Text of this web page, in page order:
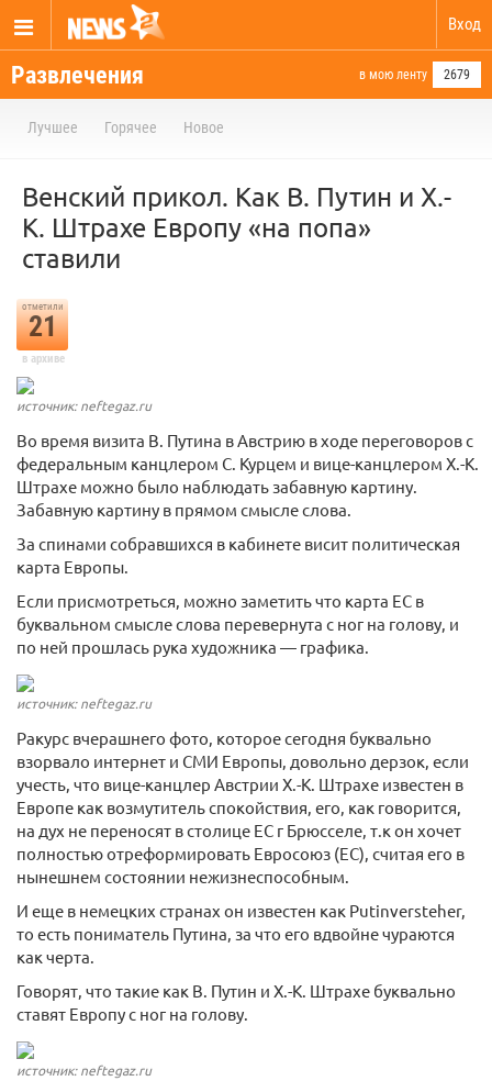
Вход
Развлечения в мою ленту 2679
Лучшее Горячее Новое
Венский прикол. Как В. Путин и Х.-
К. Штрахе Европу «на попа»
ставили
отметили
21
в архиве
источник: neftegaz.ru
Во время визита В. Путина в Австрию в ходе переговоров с
федеральным канцлером С. Курцем и вице-канцлером Х.-К.
Штрахе можно было наблюдать забавную картину.
Забавную картину в прямом смысле слова.
За спинами собравшихся в кабинете висит политическая
карта Европы.
Если присмотреться, можно заметить что карта ЕС в
буквальном смысле слова перевернута с ног на голову, и
по ней прошлась рука художника — графика.
источник: neftegaz.ru
Ракурс вчерашнего фото, которое сегодня буквально
взорвало интернет и СМИ Европы, довольно дерзок, если
учесть, что вице-канцлер Австрии Х.-К. Штрахе известен в
Европе как возмутитель спокойствия, его, как говорится,
на дух не переносят в столице ЕС г Брюсселе, т.к он хочет
полностью отреформировать Евросоюз (ЕС), считая его в
нынешнем состоянии нежизнеспособным.
И еще в немецких странах он известен как Putinversteher,
то есть пониматель Путина, за что его вдвойне чураются
как черта.
Говорят, что такие как В. Путин и Х.-К. Штрахе буквально
ставят Европу с ног на голову.
источник: neftegaz.ru